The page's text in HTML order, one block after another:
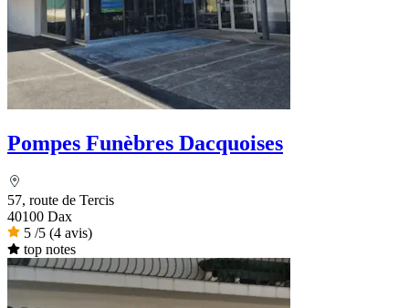
Pompes Funèbres Dacquoises
57, route de Tercis
40100 Dax
5 /5 (4 avis)
top notes